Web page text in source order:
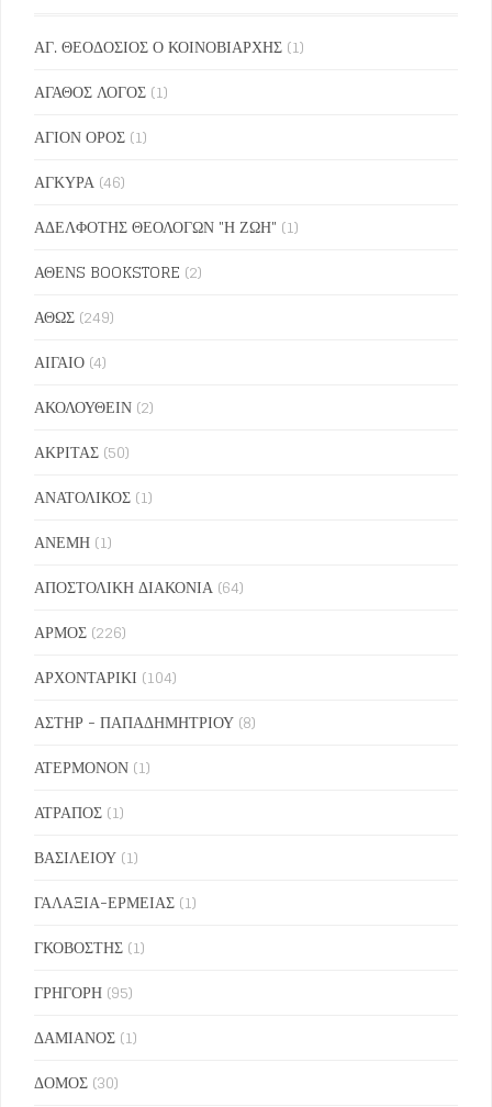
ΑΓ. ΘΕΟΔΟΣΙΟΣ Ο ΚΟΙΝΟΒΙΑΡΧΗΣ (1)
ΑΓΑΘΟΣ ΛΟΓΟΣ (1)
ΑΓΙΟΝ ΟΡΟΣ (1)
ΑΓΚΥΡΑ (46)
ΑΔΕΛΦΟΤΗΣ ΘΕΟΛΟΓΩΝ "Η ΖΩΗ" (1)
ΑΘΕΝS BOOKSTORE (2)
ΑΘΩΣ (249)
ΑΙΓΑΙΟ (4)
ΑΚΟΛΟΥΘΕΙΝ (2)
ΑΚΡΙΤΑΣ (50)
ΑΝΑΤΟΛΙΚΟΣ (1)
ΑΝΕΜΗ (1)
ΑΠΟΣΤΟΛΙΚΗ ΔΙΑΚΟΝΙΑ (64)
ΑΡΜΟΣ (226)
ΑΡΧΟΝΤΑΡΙΚΙ (104)
ΑΣΤΗΡ - ΠΑΠΑΔΗΜΗΤΡΙΟΥ (8)
ΑΤΕΡΜΟΝΟΝ (1)
ΑΤΡΑΠΟΣ (1)
ΒΑΣΙΛΕΙΟΥ (1)
ΓΑΛΑΞΙΑ-ΕΡΜΕΙΑΣ (1)
ΓΚΟΒΟΣΤΗΣ (1)
ΓΡΗΓΟΡΗ (95)
ΔΑΜΙΑΝΟΣ (1)
ΔΟΜΟΣ (30)